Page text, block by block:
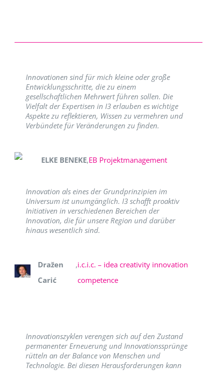
Innovationen sind für mich kleine oder große
Entwicklungsschritte, die zu einem
gesellschaftlichen Mehrwert führen sollen. Die
Vielfalt der Expertisen in I3 erlauben es wichtige
Aspekte zu reflektieren, Wissen zu vermehren und
Verbündete für Veränderungen zu finden.
ELKE BENEKE,EB Projektmanagement
Innovation als eines der Grundprinzipien im
Universum ist unumgänglich. I3 schafft proaktiv
Initiativen in verschiedenen Bereichen der
Innovation, die für unsere Region und darüber
hinaus wesentlich sind.
Dražen
Carić
,i.c.i.c. – idea creativity innovation
competence
Innovationszyklen verengen sich auf den Zustand
permanenter Erneuerung und Innovationssprünge
rütteln an der Balance von Menschen und
Technologie. Bei diesen Herausforderungen kann